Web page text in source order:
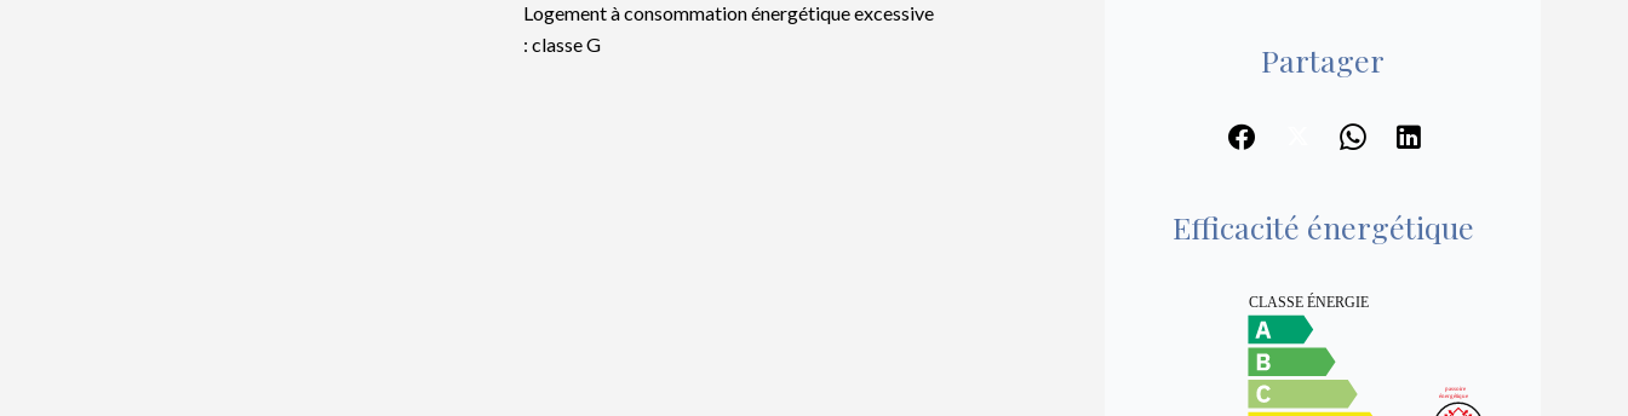
Logement à consommation énergétique excessive
: classe G
Partager
Efficacité énergétique